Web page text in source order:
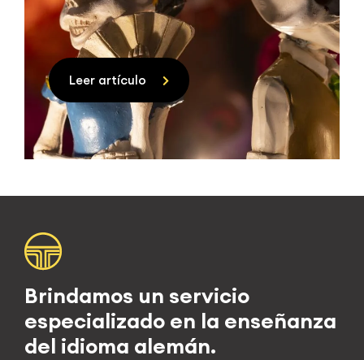
Leer artículo
Brindamos un servicio
especializado en la enseñanza
del idioma alemán.